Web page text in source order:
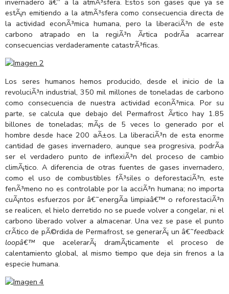
estÃ¡n emitiendo a la atmÃ³sfera como consecuencia directa de
la actividad econÃ³mica humana, pero la liberaciÃ³n de este
carbono atrapado en la regiÃ³n Ãrtica podrÃ­a acarrear
consecuencias verdaderamente catastrÃ³ficas.
Los seres humanos hemos producido, desde el inicio de la
revoluciÃ³n industrial, 350 mil millones de toneladas de carbono
como consecuencia de nuestra actividad econÃ³mica. Por su
parte, se calcula que debajo del Permafrost Ãrtico hay 1.85
billones de toneladas; mÃ¡s de 5 veces lo generado por el
hombre desde hace 200 aÃ±os. La liberaciÃ³n de esta enorme
cantidad de gases invernadero, aunque sea progresiva, podrÃ­a
ser el verdadero punto de inflexiÃ³n del proceso de cambio
climÃ¡tico. A diferencia de otras fuentes de gases invernadero,
como el uso de combustibles fÃ³siles o deforestaciÃ³n, este
fenÃ³meno no es controlable por la acciÃ³n humana; no importa
cuÃ¡ntos esfuerzos por â€˜energÃ­a limpiaâ€™ o reforestaciÃ³n
se realicen, el hielo derretido no se puede volver a congelar, ni el
carbono liberado volver a almacenar. Una vez se pase el punto
crÃ­tico de pÃ©rdida de Permafrost, se generarÃ¡ un â€˜feedback
loopâ€™que acelerarÃ¡ dramÃ¡ticamente el proceso de
calentamiento global, al mismo tiempo que deja sin frenos a la
especie humana.